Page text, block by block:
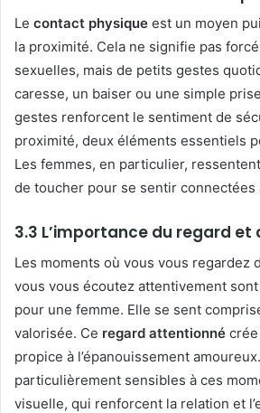
Le contact physique est un moyen
la proximité. Cela ne signifie pas
sexuelles, mais de petits gestes
caresse, un baiser ou une simple
gestes renforcent le sentiment de
proximité, deux éléments essentiels
Les femmes, en particulier,
de toucher pour se sentir connectées
3.3 L’importance du regard et
Les moments où vous vous regardez
vous vous écoutez attentivement
pour une femme. Elle se sent
valorisée. Ce regard attentionné crée
propice à l’épanouissement
particulièrement sensibles à ces
visuelle, qui renforcent la relation et